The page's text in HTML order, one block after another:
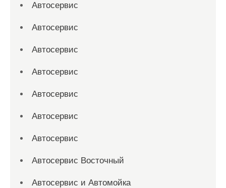
Автосервис
Автосервис
Автосервис
Автосервис
Автосервис
Автосервис
Автосервис
Автосервис Восточный
Автосервис и Автомойка